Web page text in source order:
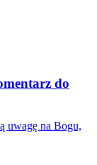
do
uwagę na Bogu,